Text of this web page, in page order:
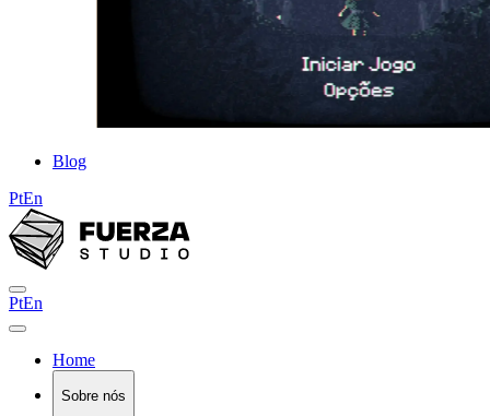
Blog
PtEn
PtEn
Home
Sobre nós